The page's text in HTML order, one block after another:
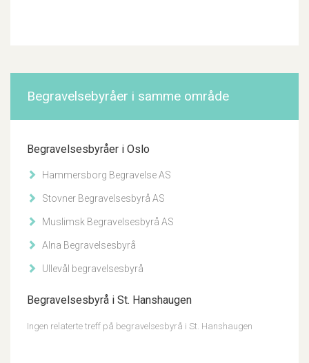
Begravelsebyråer i samme område
Begravelsesbyråer i Oslo
Hammersborg Begravelse AS
Stovner Begravelsesbyrå AS
Muslimsk Begravelsesbyrå AS
Alna Begravelsesbyrå
Ullevål begravelsesbyrå
Begravelsesbyrå i St. Hanshaugen
Ingen relaterte treff på begravelsesbyrå i St. Hanshaugen